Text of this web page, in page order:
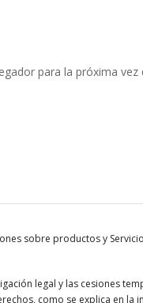
para la próxima vez
sobre productos y
legal y las cesiones
como se explica en la